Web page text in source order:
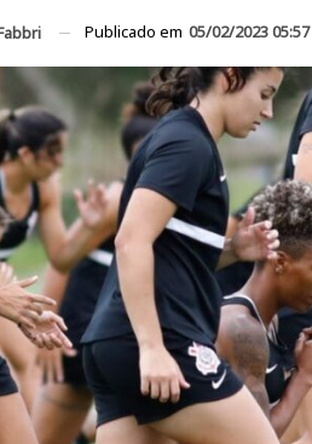
Publicado em 05/02/2023 05:57